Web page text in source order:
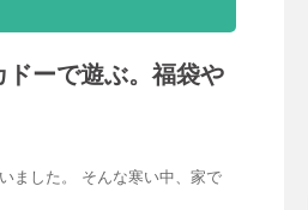
ーで遊ぶ。福袋や
ました。 そんな寒い中、家で